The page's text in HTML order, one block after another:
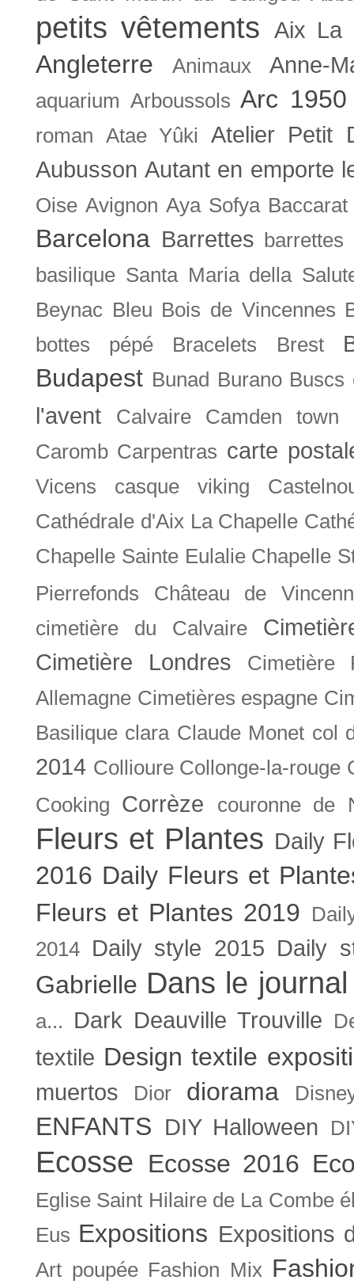
petits vêtements Aix La
Angleterre Animaux Anne-
aquarium Arboussols Arc 1950
roman Atae Yûki
Atelier Petit
Aubusson Autant en emporte
Oise Avignon Aya Sofya Baccarat
Barcelona Barrettes
basilique Santa Maria della
Beynac Bleu Bois de Vincennes
bottes pépé
Bracelets Brest
Budapest Bunad Burano Buscs
l'avent Calvaire Camden town
Caromb Carpentras carte
Vicens casque viking
Cathédrale d'Aix La Chapelle
Chapelle Sainte Eulalie Chapelle
Pierrefonds
Château de
cimetière du Calvaire
Cimetière Londres
Cimetière
Allemagne Cimetières espagne
Basilique clara Claude Monet col
2014 Collioure Collonge-la-rouge
Cooking
Corrèze couronne de
Fleurs et Plantes Daily
2016 Daily Fleurs et
Fleurs et Plantes 2019
2014
Daily style 2015 Daily
Gabrielle Dans le journal
a... Dark Deauville Trouville
textile Design textile
muertos Dior diorama
ENFANTS DIY Halloween
Ecosse Ecosse 2016
Eglise Saint Hilaire de La Combe
Eus Expositions Expositions
Art poupée Fashion Mix